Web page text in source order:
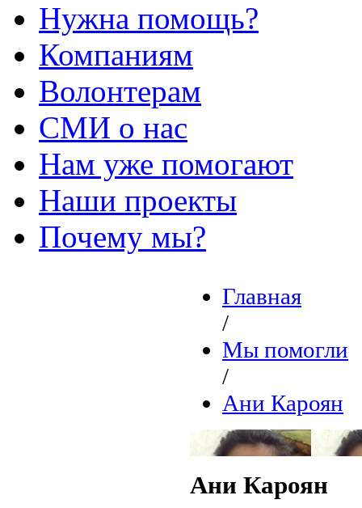
Нужна помощь?
Компаниям
Волонтерам
СМИ о нас
Нам уже помогают
Наши проекты
Почему мы?
Главная
/
Мы помогли
/
Ани Кароян
Ани Кароян